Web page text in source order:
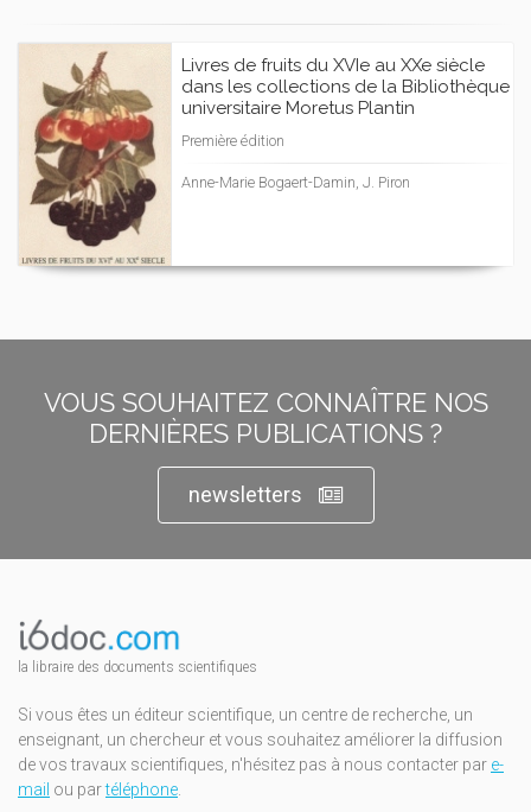
Livres de fruits du XVIe au XXe siècle
dans les collections de la Bibliothèque
universitaire Moretus Plantin
Première édition
Anne-Marie Bogaert-Damin, J. Piron
VOUS SOUHAITEZ CONNAÎTRE NOS
DERNIÈRES PUBLICATIONS ?
newsletters
la libraire des documents scientifiques
Si vous êtes un éditeur scientifique, un centre de recherche, un
enseignant, un chercheur et vous souhaitez améliorer la diffusion
de vos travaux scientifiques, n'hésitez pas à nous contacter par e-
mail ou partéléphone.